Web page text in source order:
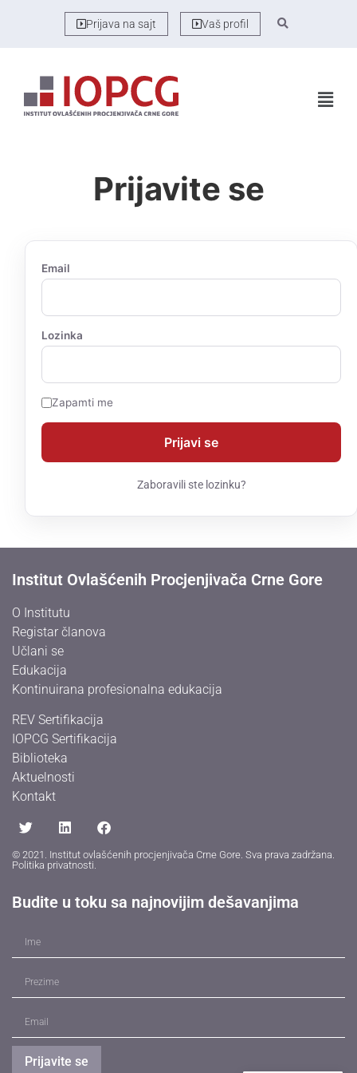
Prijava na sajt Vaš profil
Prijavite se
Email
Lozinka
Zapamti me
Zaboravili ste lozinku?
Institut Ovlašćenih Procjenjivača Crne Gore
O Institutu
Registar članova
Učlani se
Edukacija
Kontinuirana profesionalna edukacija
REV Sertifikacija
IOPCG Sertifikacija
Biblioteka
Aktuelnosti
Kontakt
© 2021. Institut ovlašćenih procjenjivača Crne Gore. Sva prava zadržana.
Politika privatnosti
Budite u toku sa najnovijim dešavanjima
Prijavite se